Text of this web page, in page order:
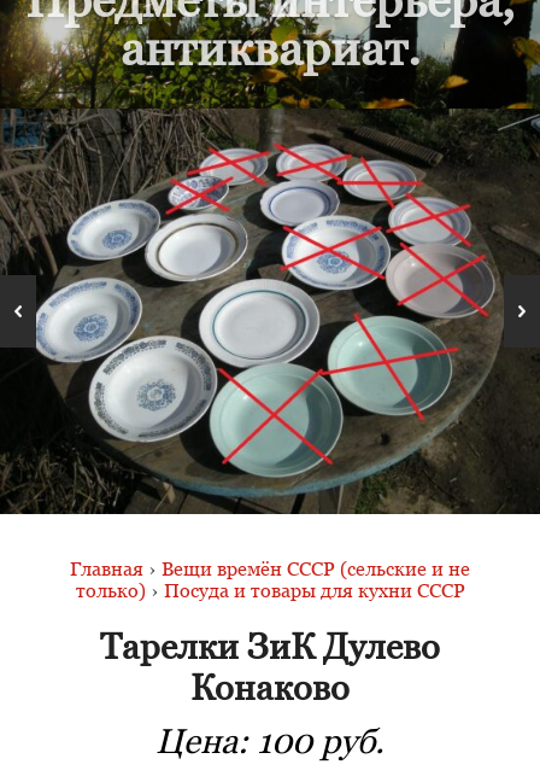
антиквариат.
Главная › Вещи времён СССР (сельские и не
только) › Посуда и товары для кухни СССР
Тарелки ЗиК Дулево
Конаково
Цена: 100 руб.